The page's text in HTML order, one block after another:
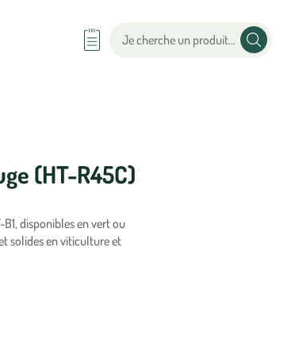
(HT-R45C)
disponibles en vert ou
solides en viticulture et